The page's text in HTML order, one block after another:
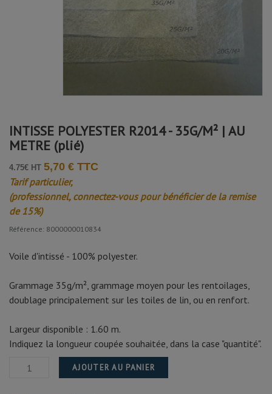
INTISSE POLYESTER R2014 - 35G/M² | AU
METRE (plié)
4.75€ HT 5,70 € TTC
Tarif particulier,
(professionnel, connectez-vous pour bénéficier de la remise
de 15%)
Référence: 8000000010834
Voile d'intissé - 100% polyester.
Grammage 35g/m², grammage moyen pour les rentoilages,
doublage principalement sur les toiles de lin, ou en renfort.
Largeur disponible : 1.60 m.
Indiquez la longueur coupée souhaitée, dans la case "quantité".
AJOUTER AU PANIER